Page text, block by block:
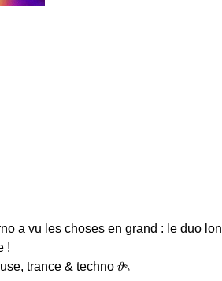
a vu les choses en grand : le duo
!
trance & techno 𝜗ৎ